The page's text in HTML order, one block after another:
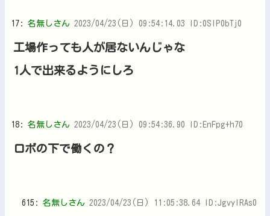
17: 名無しさん 2023/04/23(日) 09:54:14.03 ID:0SlP0bTj0
工場作っても人が居ないんじゃな
1人で出来るようにしろ
18: 名無しさん 2023/04/23(日) 09:54:36.90 ID:EnFpg+h70
ロボの下で働くの？
615: 名無しさん 2023/04/23(日) 11:05:38.64 ID:JgvylRAs0